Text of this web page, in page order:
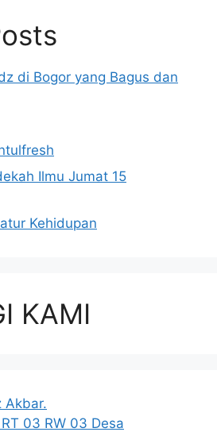
di Bogor yang Bagus dan
Ilmu Jumat 15
Kehidupan
KAMI
Akbar.
03 RW 03 Desa